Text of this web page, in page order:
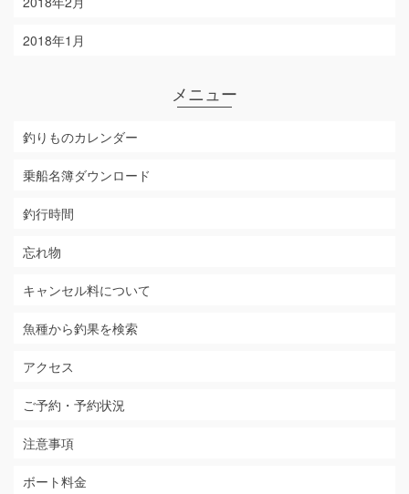
2018年1月
メニュー
釣りものカレンダー
乗船名簿ダウンロード
釣行時間
忘れ物
キャンセル料について
魚種から釣果を検索
アクセス
ご予約・予約状況
注意事項
ボート料金